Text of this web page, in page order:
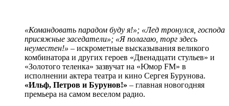
«Командовать парадом буду я!»; «Лед тронулся, господа
присяжные заседатели»; «Я полагаю, торг здесь
неуместен!» – искрометные высказывания великого
комбинатора и других героев «Двенадцати стульев» и
«Золотого теленка» зазвучат на «Юмор FM» в
исполнении актера театра и кино Сергея Бурунова.
«Ильф, Петров и Бурунов!» – главная новогодняя
премьера на самом веселом радио.